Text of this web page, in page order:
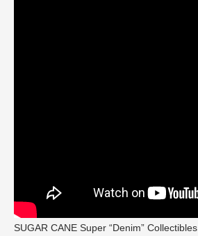
SUGAR CANE Super “Denim” Collectibles